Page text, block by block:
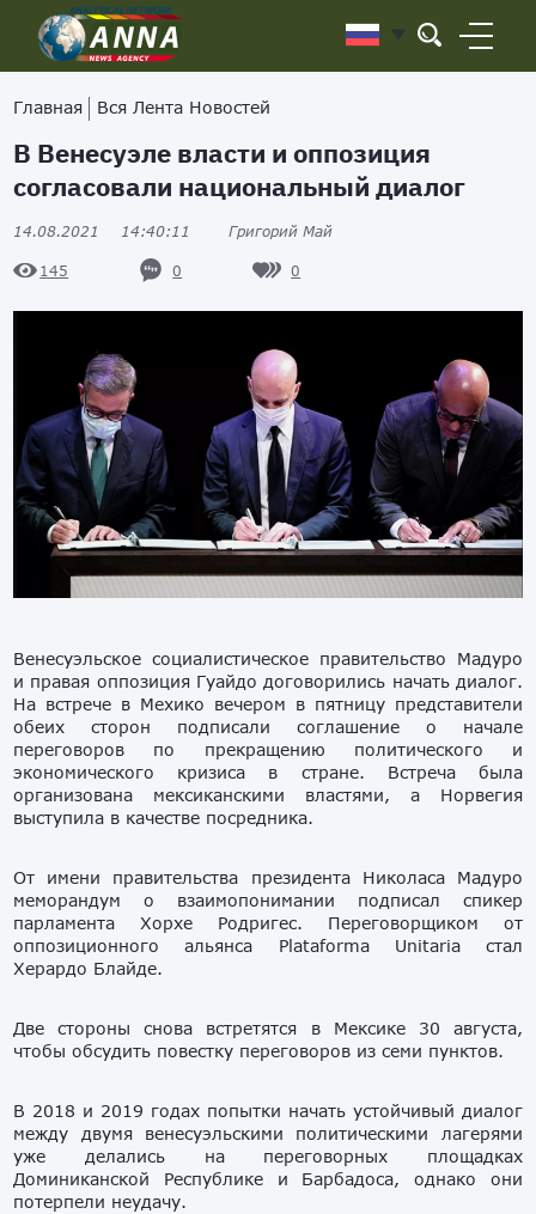
Главная Вся Лента Новостей
В Венесуэле власти и оппозиция
согласовали национальный диалог
14.08.2021 14:40:11 Григорий Май
145 0 0
Венесуэльское социалистическое правительство Мадуро
и правая оппозиция Гуайдо договорились начать диалог.
На встрече в Мехико вечером в пятницу представители
обеих сторон подписали соглашение о начале
переговоров по прекращению политического и
экономического кризиса в стране. Встреча была
организована мексиканскими властями, а Норвегия
выступила в качестве посредника.
От имени правительства президента Николаса Мадуро
меморандум о взаимопонимании подписал спикер
парламента Хорхе Родригес. Переговорщиком от
оппозиционного альянса Plataforma Unitaria стал
Херардо Блайде.
Две стороны снова встретятся в Мексике 30 августа,
чтобы обсудить повестку переговоров из семи пунктов.
В 2018 и 2019 годах попытки начать устойчивый диалог
между двумя венесуэльскими политическими лагерями
уже делались на переговорных площадках
Доминиканской Республике и Барбадоса, однако они
потерпели неудачу.